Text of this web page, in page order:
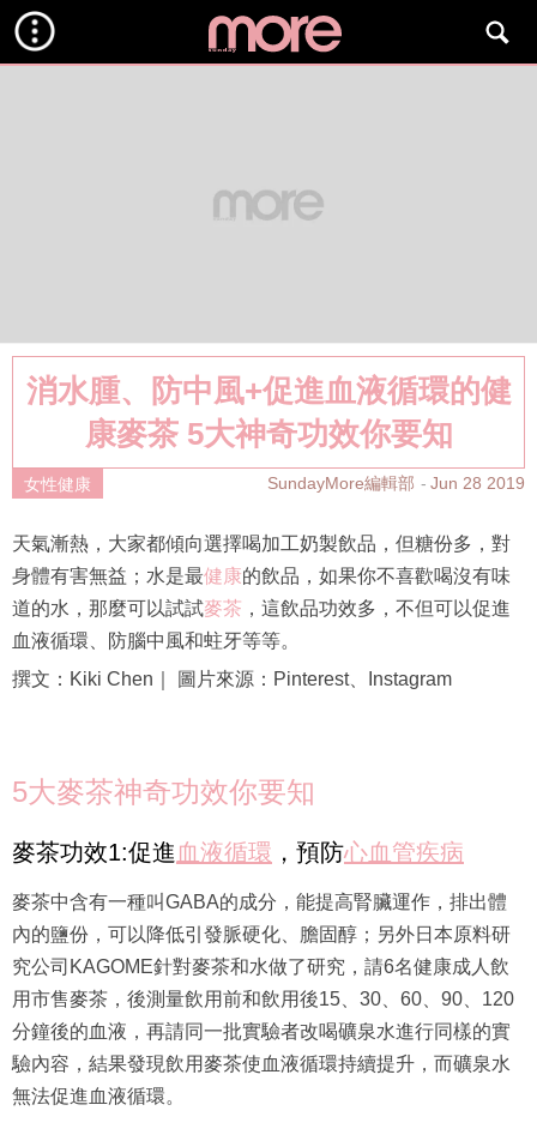
消水腫、防中風+促進血液循環的健
康麥茶 5大神奇功效你要知
女性健康 SundayMore編輯部 Jun 28 2019
天氣漸熱，大家都傾向選擇喝加工奶製飲品，但糖份多，對
身體有害無益；水是最健康的飲品，如果你不喜歡喝沒有味
道的水，那麼可以試試麥茶 ，這飲品功效多，不但可以促進
血液循環、防腦中風和蛀牙等等。
撰文：Kiki Chen｜ 圖片來源：Pinterest、Instagram
5大麥茶神奇功效你要知
麥茶功效1:促進 血液循環 ，預防心血管疾病
麥茶中含有一種叫GABA的成分，能提高腎臟運作，排出體
內的鹽份，可以降低引發脈硬化、膽固醇；另外日本原料研
究公司KAGOME針對麥茶和水做了研究，請6名健康成人飲
用市售麥茶，後測量飲用前和飲用後15、30、60、90、120
分鐘後的血液，再請同一批實驗者改喝礦泉水進行同樣的實
驗內容，結果發現飲用麥茶使血液循環持續提升，而礦泉水
無法促進血液循環。